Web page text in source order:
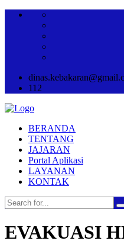
112
BERANDA
TENTANG
JAJARAN
Portal Aplikasi
LAYANAN
KONTAK
EVAKUASI